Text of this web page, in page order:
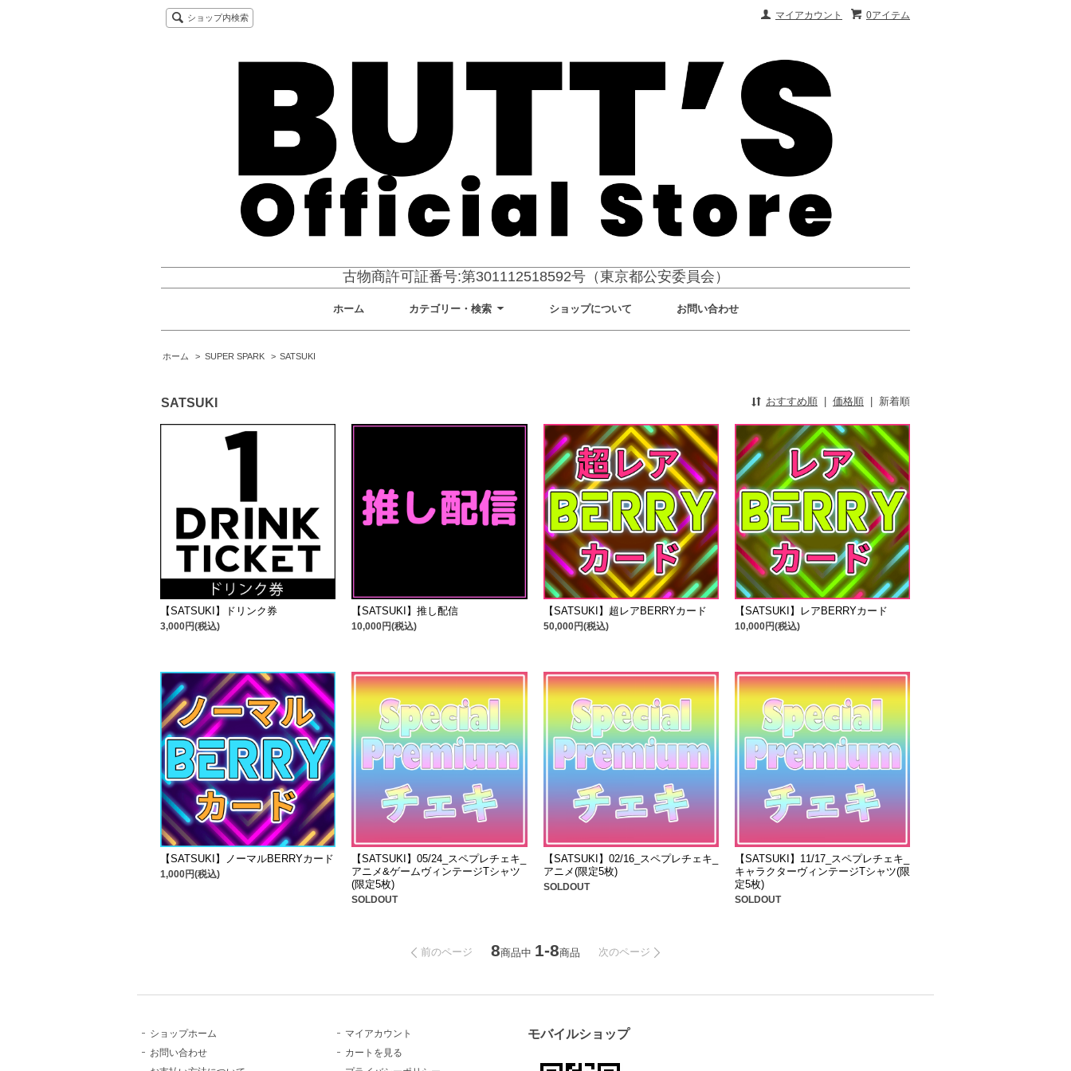
0アイテム
マイアカウント
ショップ内検索
古物商許可証番号:第301112518592号（東京都公安委員会）
ホーム カテゴリー・検索 ショップについて お問い合わせ
ホーム > SUPER SPARK > SATSUKI
SATSUKI おすすめ順 価格順 新着順
【SATSUKI】ドリンク券
3,000円(税込)
【SATSUKI】推し配信
10,000円(税込)
【SATSUKI】超レアBERRYカード
50,000円(税込)
【SATSUKI】レアBERRYカード
10,000円(税込)
【SATSUKI】ノーマルBERRYカード
1,000円(税込)
【SATSUKI】05/24_スペプレチェキ_
アニメ&ゲームヴィンテージTシャツ
(限定5枚)
SOLDOUT
【SATSUKI】02/16_スペプレチェキ_
アニメ(限定5枚)
SOLDOUT
【SATSUKI】11/17_スペプレチェキ_
キャラクターヴィンテージTシャツ(限
定5枚)
SOLDOUT
前のページ 8商品中 1-8商品 次のページ
ショップホーム
お問い合わせ
マイアカウント
カートを見る
モバイルショップ